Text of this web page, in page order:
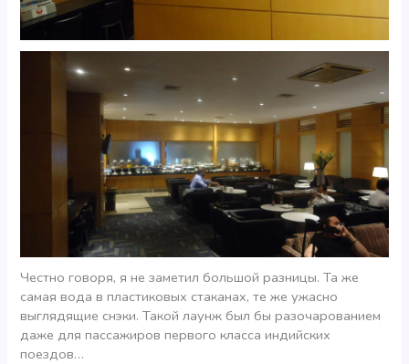
Честно говоря, я не заметил большой разницы. Та же
самая вода в пластиковых стаканах, те же ужасно
выглядящие снэки. Такой лаунж был бы разочарованием
даже для пассажиров первого класса индийских
поездов…